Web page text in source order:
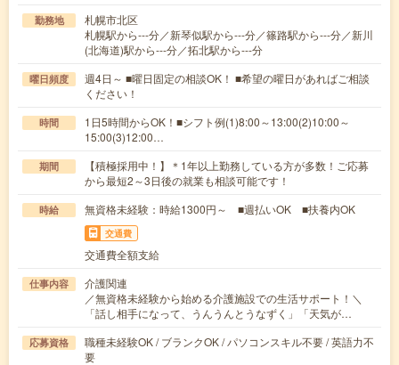
勤務地
札幌市北区
札幌駅から---分／新琴似駅から---分／篠路駅から---分／新川
(北海道)駅から---分／拓北駅から---分
曜日頻度
週4日～ ■曜日固定の相談OK！ ■希望の曜日があればご相談
ください！
時間
1日5時間からOK！■シフト例(1)8:00～13:00(2)10:00～
15:00(3)12:00…
期間
【積極採用中！】＊1年以上勤務している方が多数！ご応募
から最短2～3日後の就業も相談可能です！
時給 無資格未経験：時給1300円～ ■週払いOK ■扶養内OK
交通費
交通費全額支給
仕事内容
介護関連
／無資格未経験から始める介護施設での生活サポート！＼
「話し相手になって、うんうんとうなずく」「天気が…
応募資格
職種未経験OK / ブランクOK / パソコンスキル不要 / 英語力不
要